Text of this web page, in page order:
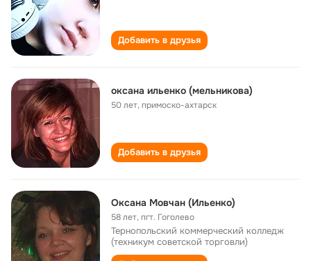
Добавить в друзья
оксана ильенко (мельникова)
50 лет,примоско-ахтарск
Добавить в друзья
Оксана Мовчан (Ильенко)
58 лет,пгт. Гоголево
Тернопольский коммерческий колледж
(техникум советской торговли)